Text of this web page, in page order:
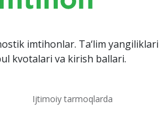
imtihonlar. Ta‘lim yangiliklari
kvotalari va kirish ballari.
Ijtimoiy tarmoqlarda